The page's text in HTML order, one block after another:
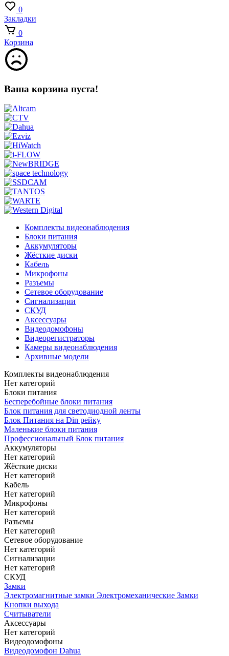
0
Закладки
0
Корзина
Ваша корзина пуста!
Комплекты видеонаблюдения
Блоки питания
Аккумуляторы
Жёсткие диски
Кабель
Микрофоны
Разъемы
Сетевое оборудование
Сигнализации
СКУД
Аксессуары
Видеодомофоны
Видеорегистраторы
Камеры видеонаблюдения
Архивные модели
Комплекты видеонаблюдения
Нет категорий
Блоки питания
Бесперебойные блоки питания
Блок питания для светодиодной ленты
Блок Питания на Din рейку
Маленькие блоки питания
Профессиональный Блок питания
Аккумуляторы
Нет категорий
Жёсткие диски
Нет категорий
Кабель
Нет категорий
Микрофоны
Нет категорий
Разъемы
Нет категорий
Сетевое оборудование
Нет категорий
Сигнализации
Нет категорий
СКУД
Замки
Электромагнитные замки Электромеханические Замки
Кнопки выхода
Считыватели
Аксессуары
Нет категорий
Видеодомофоны
Видеодомофон Dahua